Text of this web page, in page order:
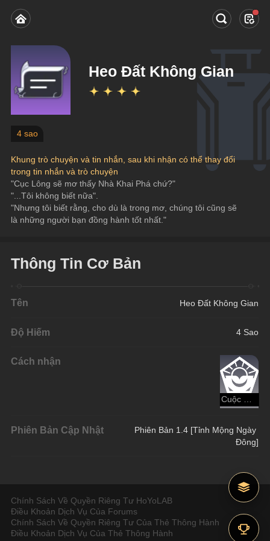
Heo Đất Không Gian
4 sao
Khung trò chuyện và tin nhắn, sau khi nhận có thể thay đổi
trong tin nhắn và trò chuyện
"Cục Lông sẽ mơ thấy Nhà Khai Phá chứ?"
"...Tôi không biết nữa".
"Nhưng tôi biết rằng, cho dù là trong mơ, chúng tôi cũng sẽ
là những người bạn đồng hành tốt nhất."
Thông Tin Cơ Bản
Tên Heo Đất Không Gian
Độ Hiếm 4 Sao
Cách nhận
Cuộc Chiến Aetherium
Phiên Bản Cập Nhật
Phiên Bản 1.4 [Tỉnh Mộng Ngày
Đông]
Chính Sách Về Quyền Riêng Tư HoYoLAB
Điều Khoản Dịch Vụ Của Forums
Chính Sách Về Quyền Riêng Tư Của Thẻ Thông Hành
Điều Khoản Dịch Vụ Của Thẻ Thông Hành